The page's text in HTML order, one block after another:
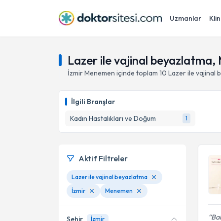
Uzmanlar
Lazer ile vajinal beyazlatma,
İzmirMenemen içinde toplam 10 Lazer ile vajinal
İlgili Branşlar
Kadın Hastalıkları ve Doğum
1
Aktif Filtreler
Lazer ile vajinal beyazlatma
İzmir
Menemen
Şehir İzmir